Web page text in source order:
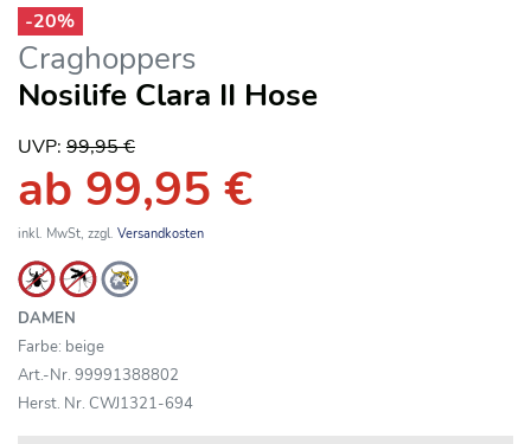
-20%
Craghoppers
Nosilife Clara II Hose
UVP: 99,95 €
ab 99,95 €
inkl. MwSt, zzgl. Versandkosten
DAMEN
Farbe: beige
Art.-Nr. 99991388802
Herst. Nr. CWJ1321-694